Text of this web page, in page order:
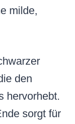
milde,
den
hervorhebt.
sorgt für